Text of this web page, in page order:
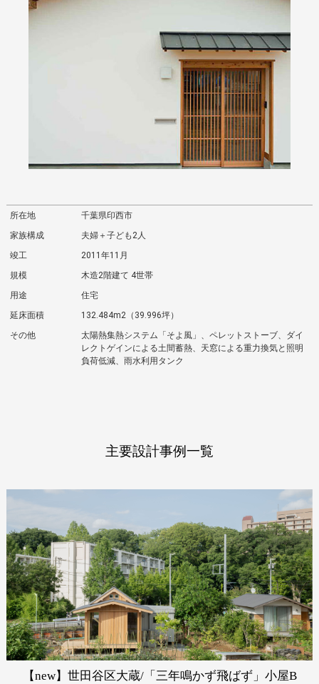
所在地
千葉県印西市
家族構成
夫婦＋子ども2人
竣工
2011年11月
規模
木造2階建て 4世帯
用途
住宅
延床面積
132.484m2（39.996坪）
その他
太陽熱集熱システム「そよ風」、ペレットストーブ、ダイ
レクトゲインによる土間蓄熱、天窓による重力換気と照明
負荷低減、雨水利用タンク
主要設計事例一覧
【new】世田谷区大蔵/「三年鳴かず飛ばず」小屋B